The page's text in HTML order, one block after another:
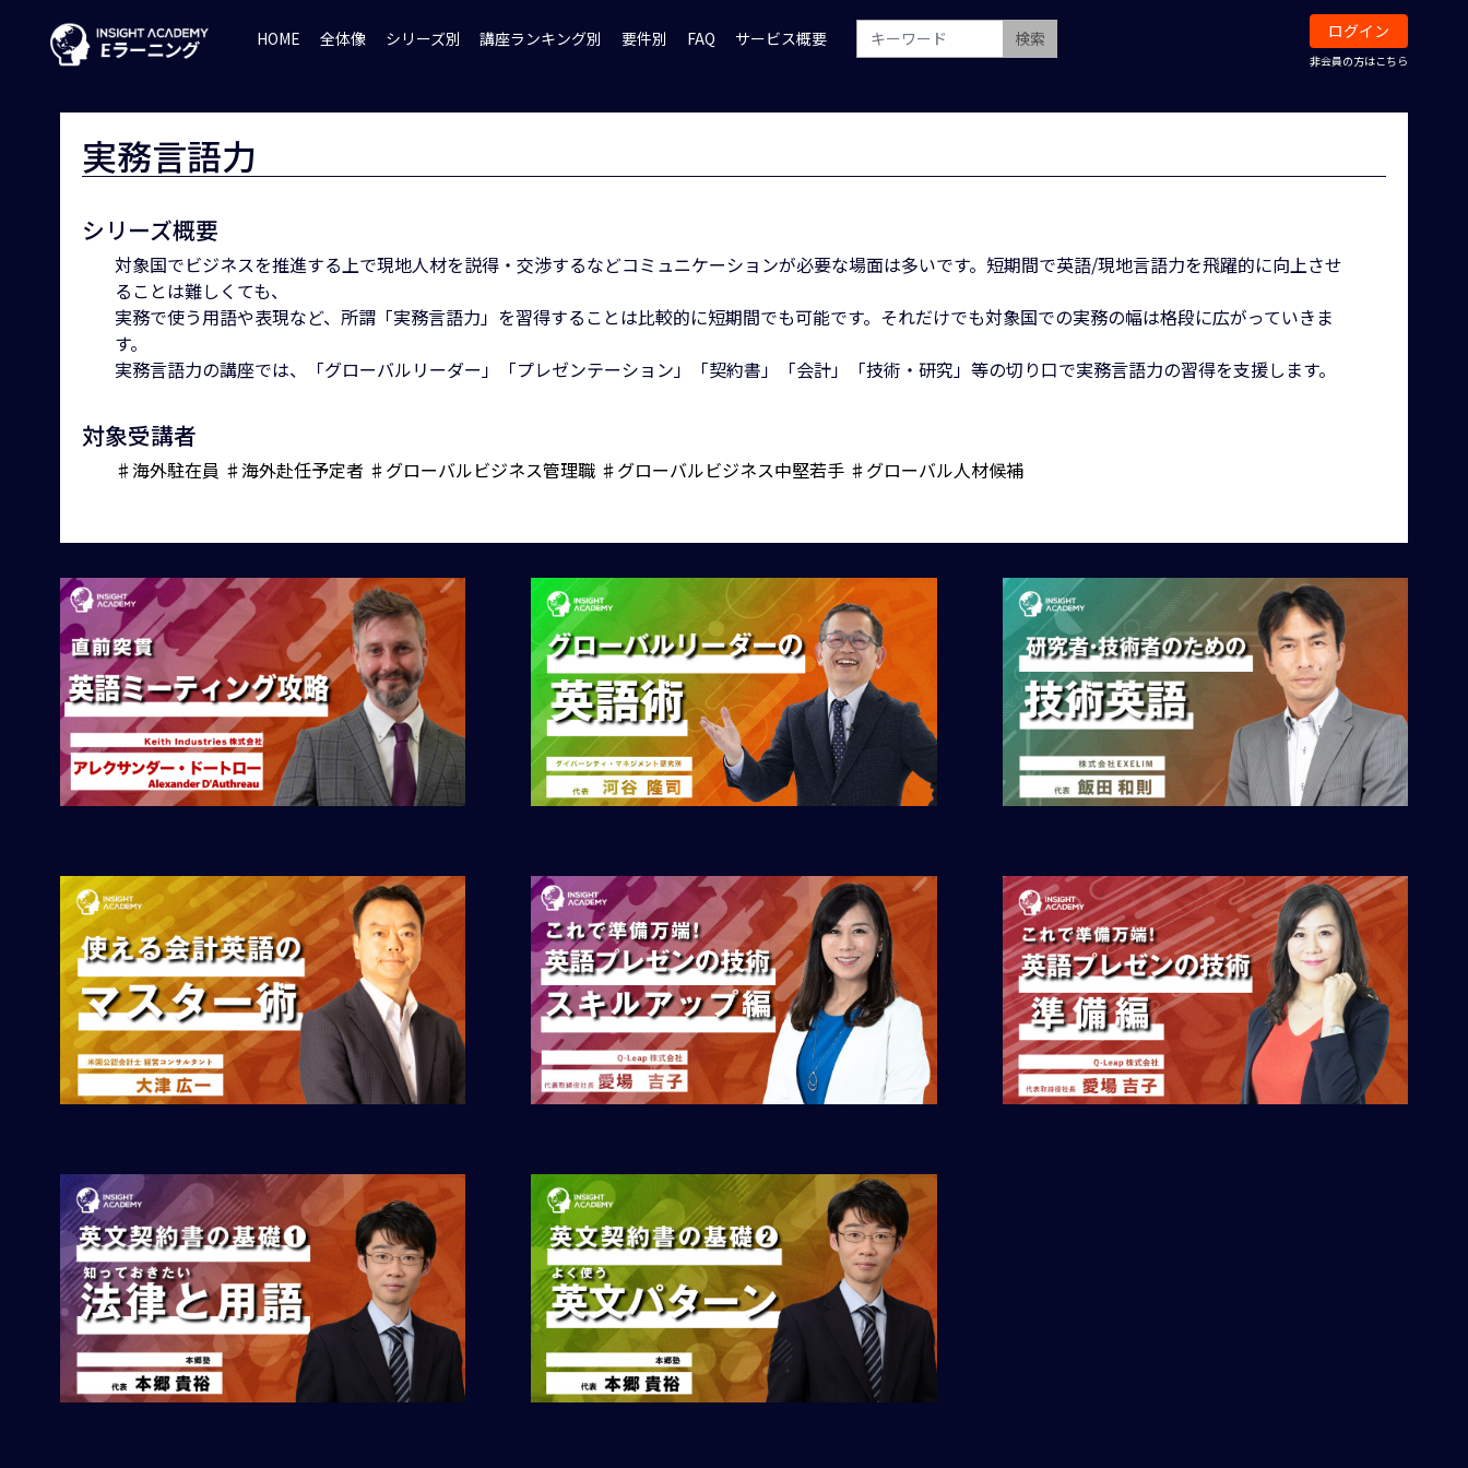
HOME 全体像 シリーズ別 講座ランキング別 要件別 FAQ サービス概要 検索 ログイン
非会員の方はこちら
実務言語力
シリーズ概要
対象国でビジネスを推進する上で現地人材を説得・交渉するなどコミュニケーションが必要な場面は多いです。短期間で英語/現地言語力を飛躍的に向上させ
ることは難しくても、
実務で使う用語や表現など、所謂「実務言語力」を習得することは比較的に短期間でも可能です。それだけでも対象国での実務の幅は格段に広がっていきま
す。
実務言語力の講座では、「グローバルリーダー」「プレゼンテーション」「契約書」「会計」「技術・研究」等の切り口で実務言語力の習得を支援します。
対象受講者
♯海外駐在員 ♯海外赴任予定者 ♯グローバルビジネス管理職 ♯グローバルビジネス中堅若手 ♯グローバル人材候補